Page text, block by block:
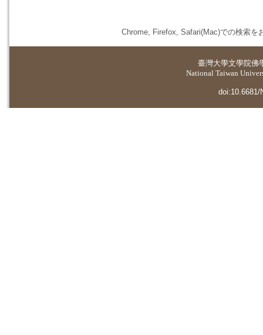
Chrome, Firefox, Safari(Mac)での検索を
臺灣大學文學院佛
National Taiwan
doi:10.6681/